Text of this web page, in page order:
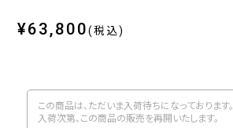
¥63,800(税込)
この商品は、ただいま入荷待ちになっております。
入荷次第、この商品の販売を再開いたします。